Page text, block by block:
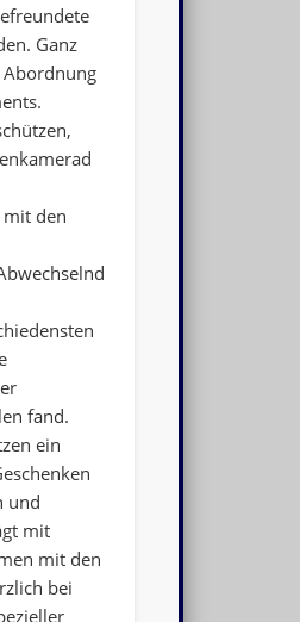
Ganz
Abordnung
den
fand.
ein
und
mit
mit den
bei